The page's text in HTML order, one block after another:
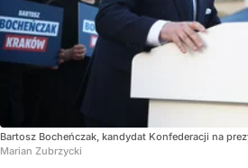
Bartosz Bocheńczak, kandydat Konfederacji na
Marian Zubrzycki